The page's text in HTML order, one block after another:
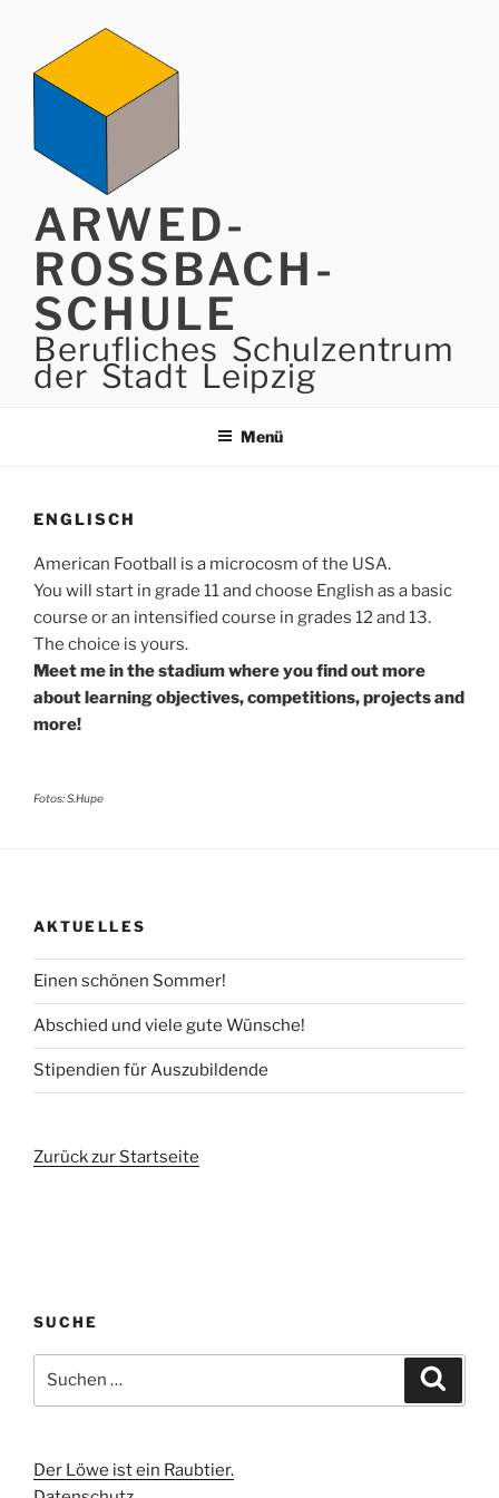
springen
ARWED-
ROSSBACH-
SCHULE
Berufliches Schulzentrum
der Stadt Leipzig
Menü
ENGLISCH
American Football is a microcosm of the USA.
You will start in grade 11 and choose English as a basic
course or an intensified course in grades 12 and 13.
The choice is yours.
Meet me in the stadium where you find out more
about learning objectives, competitions, projects and
more!
Fotos: S.Hupe
AKTUELLES
Einen schönen Sommer!
Abschied und viele gute Wünsche!
Stipendien für Auszubildende
Zurück zur Startseite
SUCHE
nach:
Der Löwe ist ein Raubtier.